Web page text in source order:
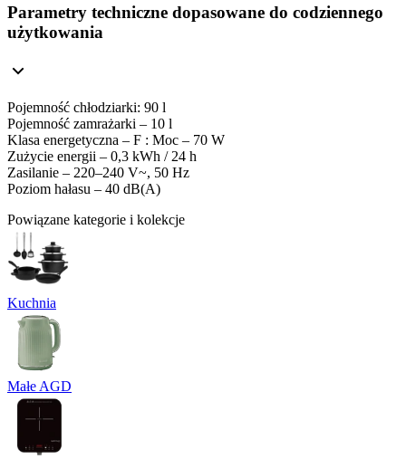
Parametry techniczne dopasowane do codziennego
użytkowania
Pojemność chłodziarki: 90 l
Pojemność zamrażarki – 10 l
Klasa energetyczna – F : Moc – 70 W
Zużycie energii – 0,3 kWh / 24 h
Zasilanie – 220–240 V~, 50 Hz
Poziom hałasu – 40 dB(A)
Powiązane kategorie i kolekcje
Kuchnia
Małe AGD